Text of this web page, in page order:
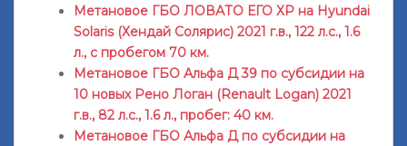
Метановое ГБО ЛОВАТО ЕГО ХР на Hyundai
Solaris (Хендай Солярис) 2021 г.в., 122 л.с., 1.6
л., с пробегом 70 км.
Метановое ГБО Альфа Д 39 по субсидии на
10 новых Рено Логан (Renault Logan) 2021
г.в., 82 л.с., 1.6 л., пробег: 40 км.
Метановое ГБО Альфа Д по субсидии на